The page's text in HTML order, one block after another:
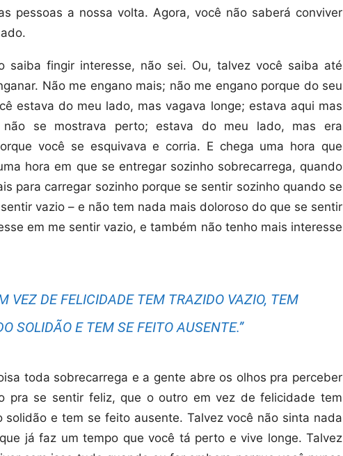
pessoas a nossa volta. Agora, você não saberá conviver
saiba fingir interesse, não sei. Ou, talvez você saiba até
Não me engano mais; não me engano porque do seu
estava do meu lado, mas vagava longe; estava aqui mas
se mostrava perto; estava do meu lado, mas era
você se esquivava e corria. E chega uma hora que
hora em que se entregar sozinho sobrecarrega, quando
para carregar sozinho porque se sentir sozinho quando se
vazio – e não tem nada mais doloroso do que se sentir
em me sentir vazio, e também não tenho mais interesse
VEZ DE FELICIDADE TEM TRAZIDO VAZIO, TEM
SOLIDÃO E TEM SE FEITO AUSENTE.”
toda sobrecarrega e a gente abre os olhos pra perceber
pra se sentir feliz, que o outro em vez de felicidade tem
e tem se feito ausente. Talvez você não sinta nada
já faz um tempo que você tá perto e vive longe. Talvez